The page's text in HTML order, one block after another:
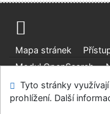
Mapa stránek
Modul OpenSearch
Univerzitní knihovna
Tyto stránky
prohlížení. Další